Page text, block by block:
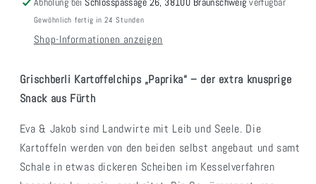
Gewöhnlich fertig in 24 Stunden
Shop-Informationen anzeigen
Grischberli Kartoffelchips „Paprika“ – der extra knusprige
Snack aus Fürth
Eva & Jakob sind Landwirte mit Leib und Seele. Die
Kartoffeln werden von den beiden selbst angebaut und samt
Schale in etwas dickeren Scheiben im Kesselverfahren